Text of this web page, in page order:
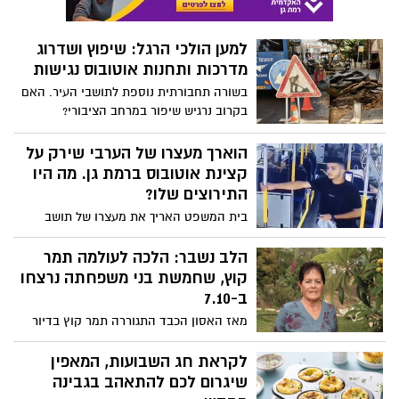
בית המשפט האריך את מעצרו של תושב
חווארה ב-4 ימים. מה היו התירוצים שלו
והאם בכלל שילם על הנסיעה באוטובוס?
הלב נשבר: הלכה לעולמה תמר
קוץ, שחמשת בני משפחתה נרצחו
ב-7.10
מאז האסון הכבד התגוררה תמר קוץ בדיור
לקראת חג השבועות, המאפין
שיגרום לכם להתאהב בגבינה
מחדש...
חג השבועות הוא גם חג הגבינות, ואי אפשר
תחושת בית וחום. מה יותר מושלם לשולחן
החג מאשר מאפין גבינות עשיר, נימוח בפנים
וזהוב מבחוץ? בחג השבועות הזה, יהונתן
גלעדי, השף של חברת ישרקו מקבוצת טיב
טעם, מנדב מתכון שיגנוב את ההצגה בשולחן
החג: מאפין גבינות מפתיע. מאפה מלוח
שמרגיש כמו פינוק של ממש. קל להכנה,
מרשים בהגשה, ומתחסל תוך רגע.
מתחילים לראות את האור?
בעירייה מבטיחים שיפור בזרימת